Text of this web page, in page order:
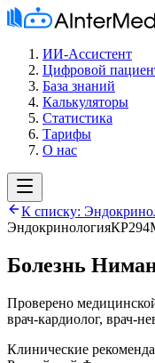
ИИ-Ассистент
Цифровой
База знаний
Калькуляторы
Статистика
Тарифы
О нас
К списку:
ЭндокринологияКР294
Болезнь
Проверено
врач-кардиолог, врач-
Клинические